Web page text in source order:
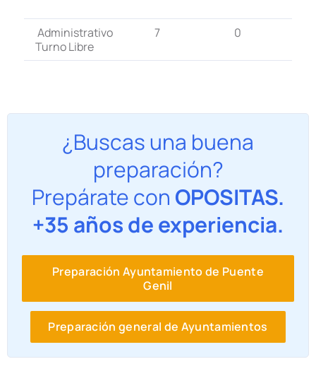
Administrativo
Turno Libre
7 0
¿Buscas una buena
preparación?
Prepárate con OPOSITAS.
+35 años de experiencia.
Preparación Ayuntamiento de Puente
Genil
Preparación general de Ayuntamientos